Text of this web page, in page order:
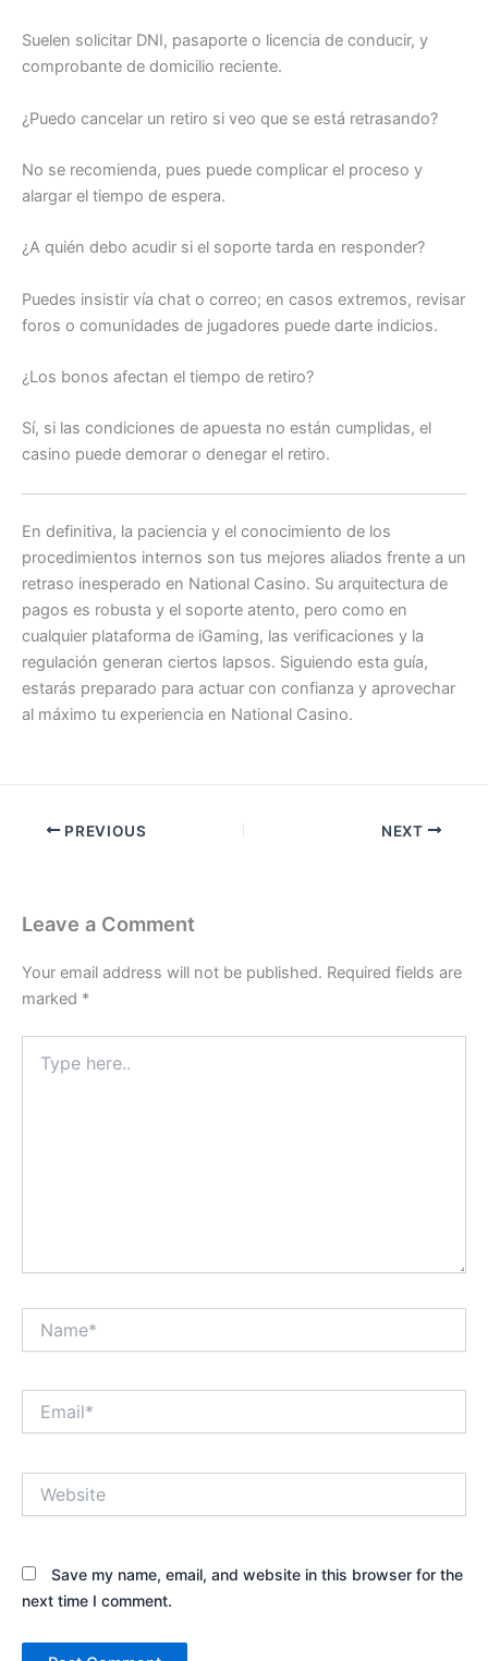
Suelen solicitar DNI, pasaporte o licencia de conducir, y
comprobante de domicilio reciente.
¿Puedo cancelar un retiro si veo que se está retrasando?
No se recomienda, pues puede complicar el proceso y
alargar el tiempo de espera.
¿A quién debo acudir si el soporte tarda en responder?
Puedes insistir vía chat o correo; en casos extremos, revisar
foros o comunidades de jugadores puede darte indicios.
¿Los bonos afectan el tiempo de retiro?
Sí, si las condiciones de apuesta no están cumplidas, el
casino puede demorar o denegar el retiro.
En definitiva, la paciencia y el conocimiento de los
procedimientos internos son tus mejores aliados frente a un
retraso inesperado en National Casino. Su arquitectura de
pagos es robusta y el soporte atento, pero como en
cualquier plataforma de iGaming, las verificaciones y la
regulación generan ciertos lapsos. Siguiendo esta guía,
estarás preparado para actuar con confianza y aprovechar
al máximo tu experiencia en National Casino.
PREVIOUS NEXT
Leave a Comment
Your email address will not be published. Required fields are
marked *
here..
Save my name, email, and website in this browser for the
next time I comment.